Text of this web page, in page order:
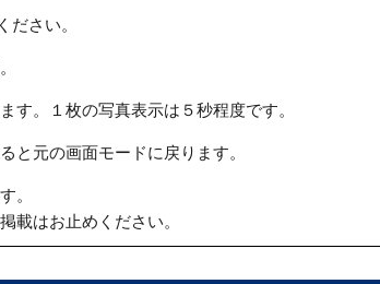
ださい。
す。１枚の写真表示は５秒程度です。
と元の画面モードに戻ります。
。
載はお止めください。